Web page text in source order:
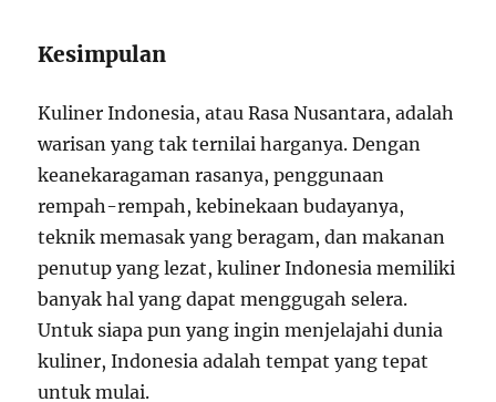
Kesimpulan
Kuliner Indonesia, atau Rasa Nusantara, adalah
warisan yang tak ternilai harganya. Dengan
keanekaragaman rasanya, penggunaan
rempah-rempah, kebinekaan budayanya,
teknik memasak yang beragam, dan makanan
penutup yang lezat, kuliner Indonesia memiliki
banyak hal yang dapat menggugah selera.
Untuk siapa pun yang ingin menjelajahi dunia
kuliner, Indonesia adalah tempat yang tepat
untuk mulai.